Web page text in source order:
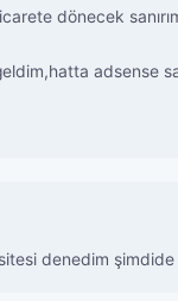
dönecek
adsense
denedim